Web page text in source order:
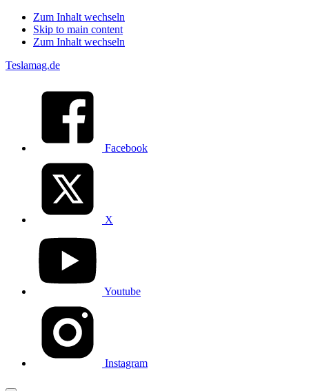
Zum Inhalt wechseln
Skip to main content
Zum Inhalt wechseln
Teslamag.de
Facebook
X
Youtube
Instagram